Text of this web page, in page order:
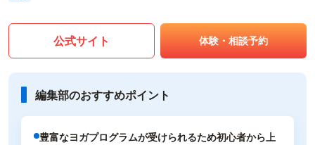
公式サイト 体験・相談予約
編集部のおすすめポイント
豊富なヨガプログラムが受けられるため初心者から上